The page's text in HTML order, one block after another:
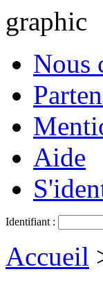
graphic
Nous
Aide
Identifiant :
Accueil